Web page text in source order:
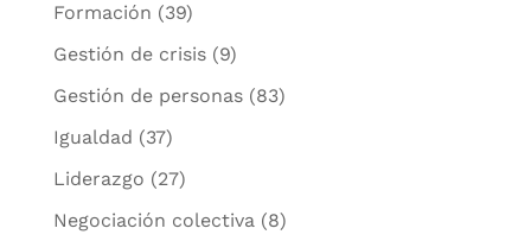
Formación (39)
Gestión de crisis(9)
Gestión de personas(83)
Igualdad (37)
Liderazgo (27)
Negociación colectiva(8)